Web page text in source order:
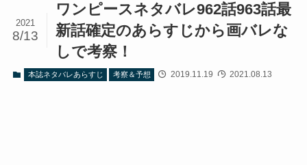
ワンピースネタバレ962話963話最
新話確定のあらすじから画バレな
しで考察！
2021
8/13
本誌ネタバレあらすじ 考察＆予想 2019.11.19 2021.08.13